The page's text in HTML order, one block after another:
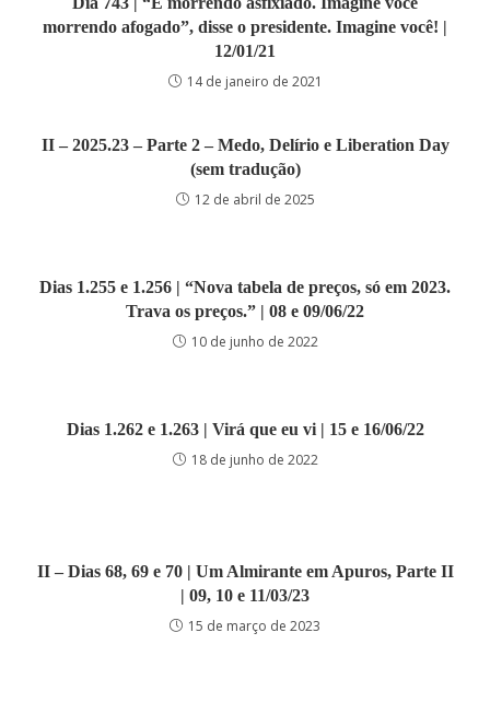
morrendo afogado”, disse o presidente. Imagine você! |
12/01/21
14 de janeiro de 2021
II – 2025.23 – Parte 2 – Medo, Delírio e Liberation Day
(sem tradução)
12 de abril de 2025
Dias 1.255 e 1.256 | “Nova tabela de preços, só em 2023.
Trava os preços.” | 08 e 09/06/22
10 de junho de 2022
Dias 1.262 e 1.263 | Virá que eu vi | 15 e 16/06/22
18 de junho de 2022
II – Dias 68, 69 e 70 | Um Almirante em Apuros, Parte II
| 09, 10 e 11/03/23
15 de março de 2023